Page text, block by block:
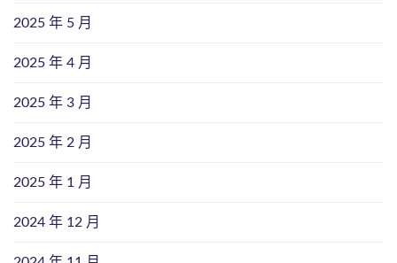
2025 年 5 月
2025 年 4 月
2025 年 3 月
2025 年 2 月
2025 年 1 月
2024 年 12 月